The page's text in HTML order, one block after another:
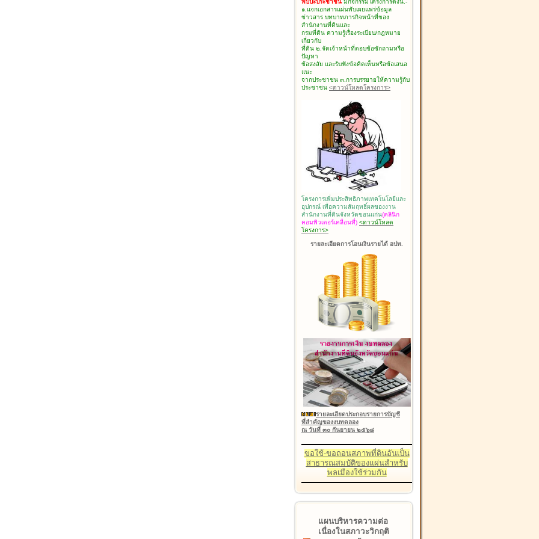
พบปะประชาชน มีกิจกรรมโครงการดังนี้.-
๑.แจกเอกสารแผ่นพับเผยแพร่ข้อมูล
ข่าวสาร บทบาทภารกิจหน้าที่ของ
สำนักงานที่ดินและ
กรมที่ดิน ความรู้เรื่องระเบียบ/กฎหมาย
เกี่ยวกับ
ที่ดิน ๒.จัดเจ้าหน้าที่ตอบข้อซักถามหรือ
ปัญหา
ข้อสงสัย และรับฟังข้อคิดเห็นหรือข้อเสนอ
แนะ
จากประชาชน ๓.การบรรยายให้ความรู้กับ
ประชาชน <ดาวน์โหลดโครงการ>
โครงการเพิ่มประสิทธิภาพเทคโนโลยีและ
อุปกรณ์ เพื่อความสัมฤทธิ์ผลของงาน
สำนักงานที่ดินจังหวัดขอนแก่น(คลินิก
คอมพิวเตอร์เคลื่อนที่) <ดาวน์โหลด
โครงการ>
รายละเอียดการโอนเงินรายได้ อปท.
รายละเอียดประกอบรายการบัญชี
ที่สำคัญของงบทดลอง
ณ วันที่ ๓๐ กันยายน ๒๕๖๘
ขอใช้-ขอถอนสภาพที่ดินอันเป็น
สาธารณสมบัติของแผ่นสำหรับ
พลเมืองใช้ร่วมกัน
แผนบริหารความต่อ
เนื่องในสภาวะวิกฤติ